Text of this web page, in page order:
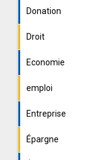
Donation
Droit
Economie
emploi
Entreprise
Épargne